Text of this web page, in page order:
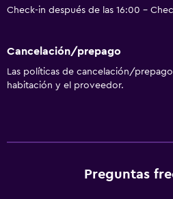
Secador de pelo
Aseo
Albornoz
Check-in después de las 16:00 -
Cancelación/prepago
Las políticas de cancelación/
habitación y el proveedor.
Preguntas